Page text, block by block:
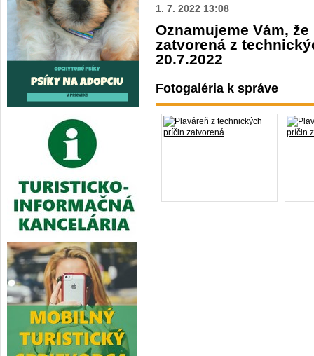
1. 7. 2022 13:08
Oznamujeme Vám,
zatvorená z
20.7.2022
Fotogaléria k správe